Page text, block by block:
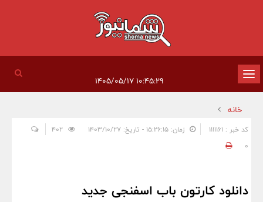
تغییر
وضعیت
ناوبری
۱۰:۴۵:۲۹ ۱۴۰۵/۰۵/۱۷
خانه
کد خبر : 1111161 زمان: ۱۵:۲۶:۱۵ - تاریخ: ۱۴۰۳/۱۰/۲۷
0
دانلود کارتون باب اسفنجی جدید